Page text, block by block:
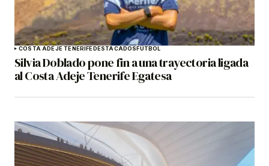
COSTA ADEJE TENERIFEDESTACADOSFÚTBOL
Silvia Doblado pone fin a una trayectoria ligada
al Costa Adeje Tenerife Egatesa